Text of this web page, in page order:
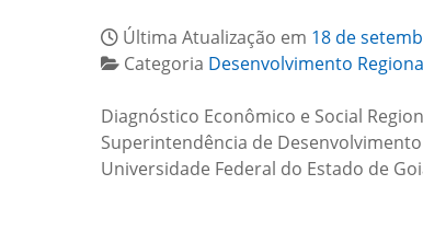
Última Atualização em 18 de
Categoria Desenvolvimento
Diagnóstico Econômico e Social
Superintendência de
Universidade Federal do Estado de